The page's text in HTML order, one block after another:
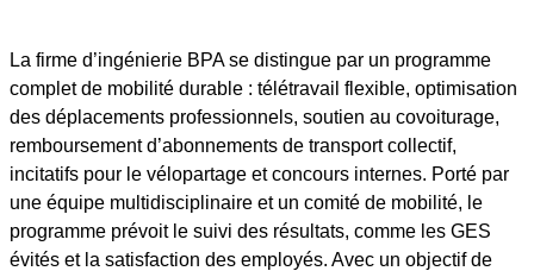
La firme d’ingénierie BPA se distingue par un programme
complet de mobilité durable : télétravail flexible, optimisation
des déplacements professionnels, soutien au covoiturage,
remboursement d’abonnements de transport collectif,
incitatifs pour le vélopartage et concours internes. Porté par
une équipe multidisciplinaire et un comité de mobilité, le
programme prévoit le suivi des résultats, comme les GES
évités et la satisfaction des employés. Avec un objectif de